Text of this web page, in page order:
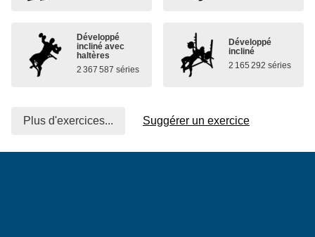
Développé
incliné avec
haltères
2 367 587 séries
Développé
incliné
2 165 292 séries
Plus d'exercices... Suggérer un exercice